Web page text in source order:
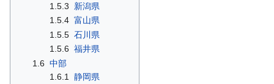
1.5.3
新潟県
1.5.4 富山県
1.5.5 石川県
1.5.6 福井県
1.6 中部
1.6.1
静岡県